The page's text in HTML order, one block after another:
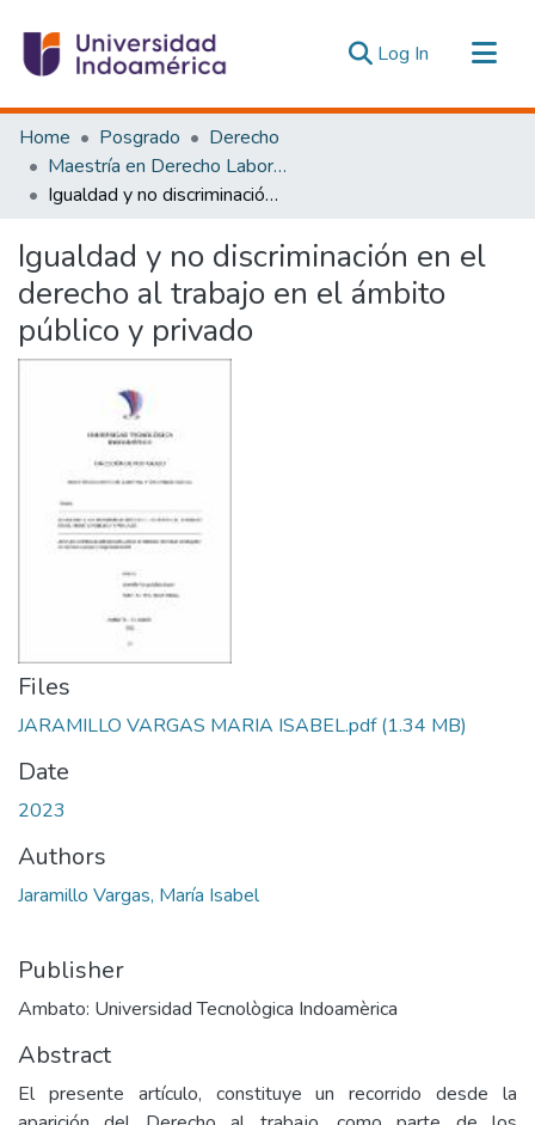
Log In (current)
Communities & Collections
All of DSpace
Statistics
Home Posgrado
Derecho
Maestría en Derecho Laboral y Seguridad Social
Igualdad y no discriminación en el derecho al trabajo en el ámbito público y privado
Igualdad y no discriminación en el
derecho al trabajo en el ámbito
público y privado
Files
JARAMILLO VARGAS MARIA ISABEL.pdf(1.34 MB)
Date
2023
Authors
Jaramillo Vargas, María Isabel
Publisher
Ambato: Universidad Tecnològica Indoamèrica
Abstract
El presente artículo, constituye un recorrido desde la